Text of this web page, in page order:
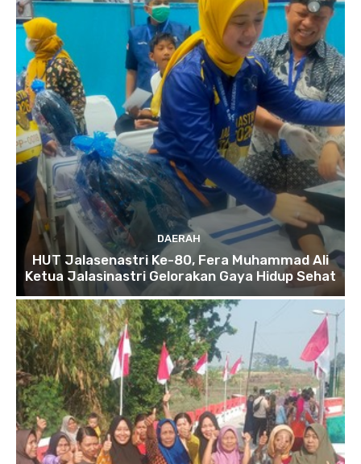
DAERAH
HUT Jalasenastri Ke-80, Fera Muhammad Ali
Ketua Jalasinastri Gelorakan Gaya Hidup Sehat